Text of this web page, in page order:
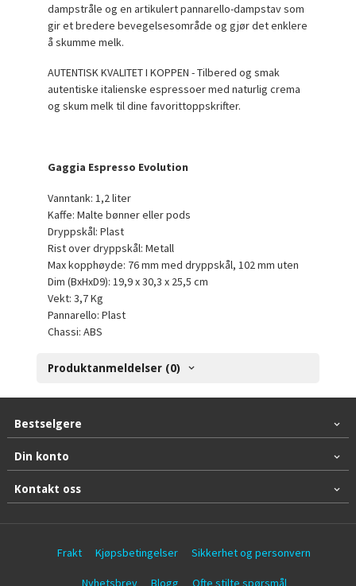
dampstråle og en artikulert pannarello-dampstav som
gir et bredere bevegelsesområde og gjør det enklere
å skumme melk.
AUTENTISK KVALITET I KOPPEN - Tilbered og smak
autentiske italienske espressoer med naturlig crema
og skum melk til dine favorittoppskrifter.
Gaggia Espresso Evolution
Vanntank: 1,2 liter
Kaffe: Malte bønner eller pods
Dryppskål: Plast
Rist over dryppskål: Metall
Max kopphøyde: 76 mm med dryppskål, 102 mm uten
Dim (BxHxD9): 19,9 x 30,3 x 25,5 cm
Vekt: 3,7 Kg
Pannarello: Plast
Chassi: ABS
Produktanmeldelser (0)
Bestselgere
Din konto
Kontakt oss
Frakt Kjøpsbetingelser Sikkerhet og personvern
Nyhetsbrev Blogg Ofte stilte spørsmål